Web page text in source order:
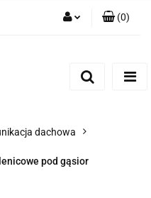
(0)
dachowa
pod gąsior